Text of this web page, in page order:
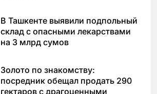
В Ташкенте выявили подпольный
склад с опасными лекарствами
на 3 млрд сумов
Золото по знакомству:
посредник обещал продать 290
гектаров с драгоценными